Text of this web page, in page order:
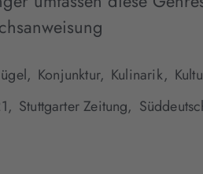
Konjunktur, Kulinarik,
Stuttgarter Zeitung,